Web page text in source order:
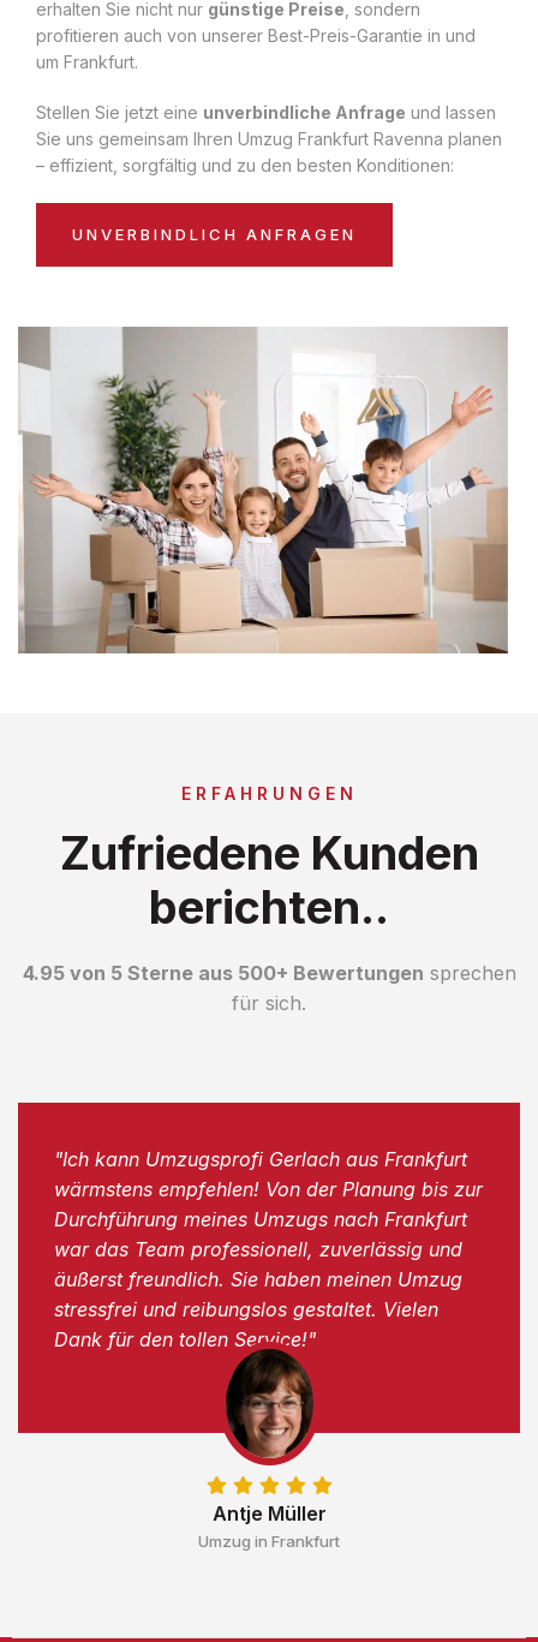
erhalten Sie nicht nur günstige Preise , sondern
profitieren auch von unserer Best-Preis-Garantie in und
um Frankfurt.
Stellen Sie jetzt eine unverbindliche Anfrage und lassen
Sie uns gemeinsam Ihren Umzug Frankfurt Ravenna planen
– effizient, sorgfältig und zu den besten Konditionen:
UNVERBINDLICH ANFRAGEN
ERFAHRUNGEN
Zufriedene Kunden
berichten..
4.95 von 5 Sterne aus 500+ Bewertungen sprechen
für sich.
Antje Müller
Umzug in Frankfurt
"Ich kann Umzugsprofi Gerlach aus Frankfurt
wärmstens empfehlen! Von der Planung bis zur
Durchführung meines Umzugs nach Frankfurt
war das Team professionell, zuverlässig und
äußerst freundlich. Sie haben meinen Umzug
stressfrei und reibungslos gestaltet. Vielen
Dank für den tollen Service!"